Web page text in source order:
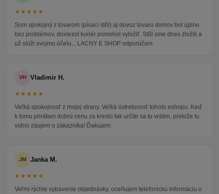
★★★★★
Som spokojný z tovarom (písací stôl) aj dovoz tovaru domov bol úplne
bez problémov, doviezol kuriér pomohol vyložiť. Stôl sme dnes zložili a
už slúži svojmu účelu... LACNY E SHOP odporúčam
VH Vladimir H.
★★★★★
Veľká spokojnosť z mojej strany. Veľká ústretovosť tohoto eshopu. Keď
k tomu prirátam dobrú cenu za kreslo tak určite sa tu vrátim, pretože tu
vidno záujem o zákazníka! Ďakujem.
JM Janka M.
★★★★★
Veľmi rýchle vybavenie objednávky, oceňujem telefonickú informáciu o